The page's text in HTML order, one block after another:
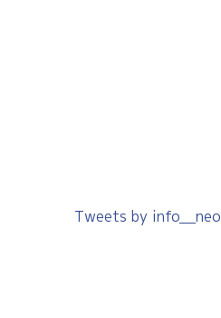
Tweets by info__neo